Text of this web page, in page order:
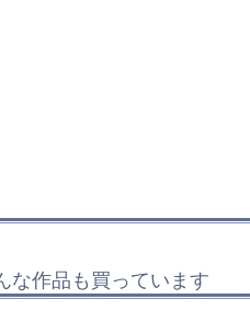
な作品も買っています